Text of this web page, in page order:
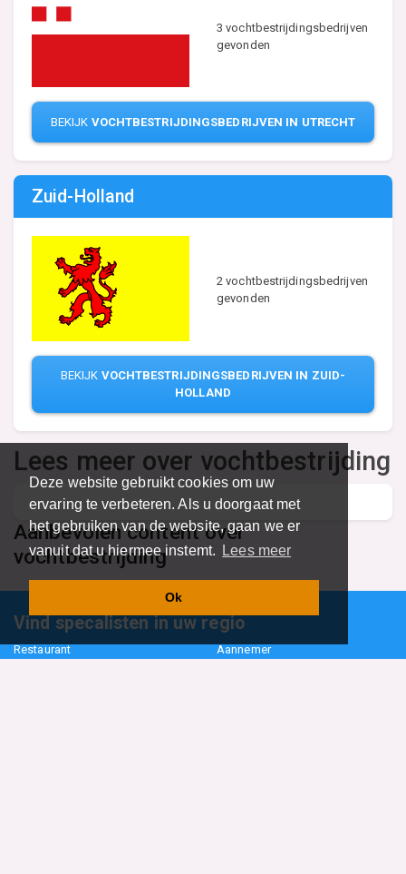
Deze website gebruikt cookies om uw
ervaring te verbeteren. Als u doorgaat met
het gebruiken van de website, gaan we er
vanuit dat u hiermee instemt.
Lees meer
Ok
3 vochtbestrijdingsbedrijven
gevonden
BEKIJK VOCHTBESTRIJDINGSBEDRIJVEN IN UTRECHT
Zuid-Holland
2 vochtbestrijdingsbedrijven
gevonden
BEKIJK VOCHTBESTRIJDINGSBEDRIJVEN IN ZUID-
HOLLAND
Lees meer over vochtbestrijding
Aanbevolen content over
vochtbestrijding
Vind specalisten in uw regio
Restaurant Aannemer